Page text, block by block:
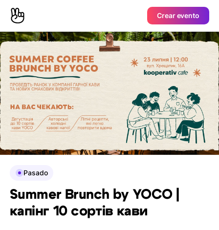
Crear evento
Pasado
Summer Brunch by YOCO |
капінг 10 сортів кави